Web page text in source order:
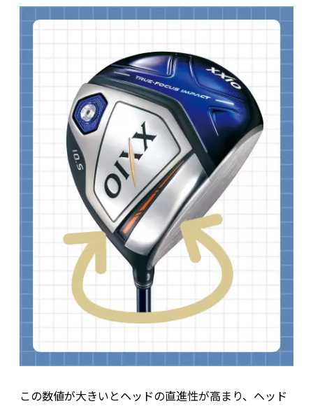
この数値が大きいとヘッドの直進性が高まり、ヘッド